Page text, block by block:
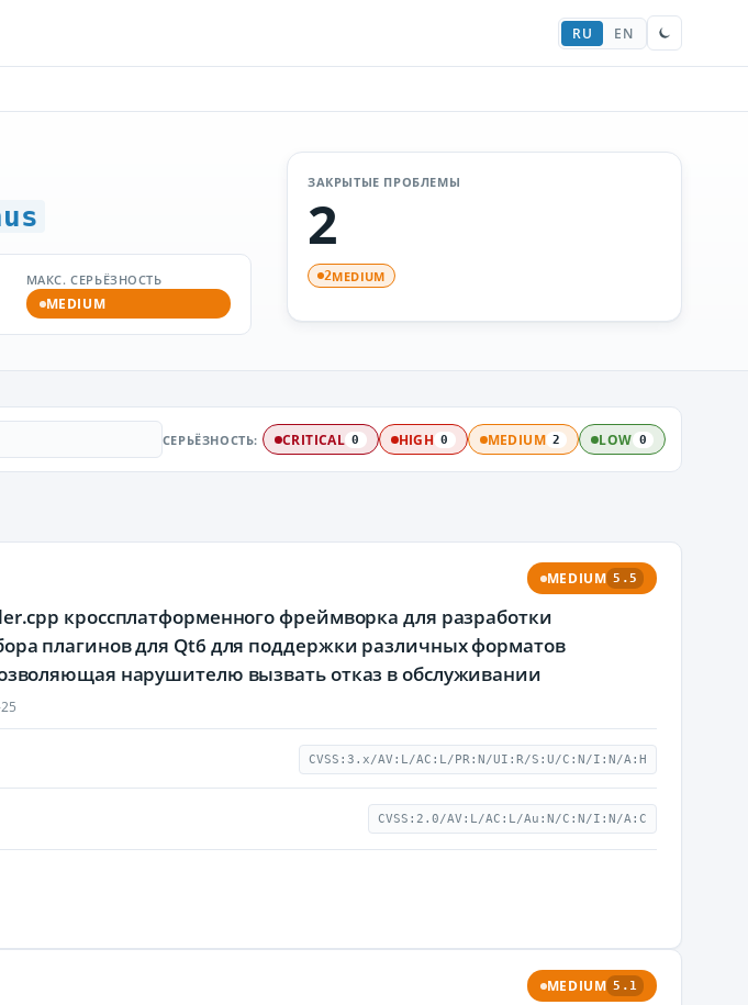
RU EN
МАКС. СЕРЬЁЗНОСТЬ
MEDIUM
ЗАКРЫТЫЕ ПРОБЛЕМЫ
2
2MEDIUM
СЕРЬЁЗНОСТЬ: CRITICAL 0 HIGH 0 MEDIUM 2 LOW 0
MEDIUM 5.5
кроссплатформенного фреймворка для разработки
плагинов для Qt6 для поддержки различных форматов
нарушителю вызвать отказ в обслуживании
CVSS:3.x/AV:L/AC:L/PR:N/UI:R/S:U/C:N/I:N/A:H
CVSS:2.0/AV:L/AC:L/Au:N/C:N/I:N/A:C
MEDIUM 5.1